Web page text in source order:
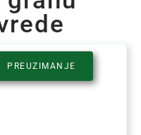
PREUZIMANJE